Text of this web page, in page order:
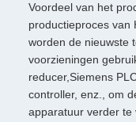
Voordeel van het
productieproces van
worden de nieuwste
voorzieningen
reducer,Siemens
controller, enz., om
apparatuur verder te